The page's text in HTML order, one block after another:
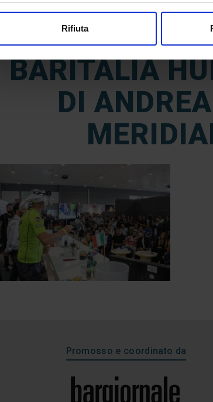
Rifiuta
BARITALIA
DI
Promosso e coordinato da